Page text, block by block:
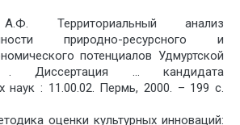
Территориальный анализ
природно-ресурсного и
потенциалов Удмуртской
. Диссертация … кандидата
наук : 11.00.02. Пермь, 2000. – 199 с.
оценки культурных инноваций: